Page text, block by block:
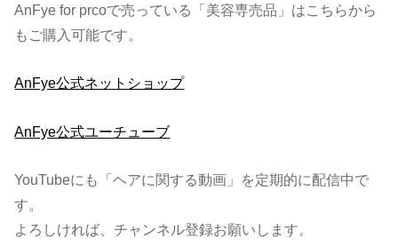
AnFye for prcoで売っている「美容専売品」はこちらから
もご購入可能です。
AnFye公式ネットショップ
AnFye公式ユーチューブ
YouTubeにも「ヘアに関する動画」を定期的に配信中で
す。
よろしければ、チャンネル登録お願いします。